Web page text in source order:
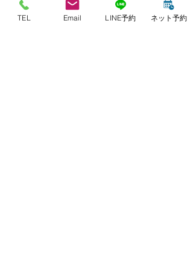
す。TEL Email LINE予約 ネット予約